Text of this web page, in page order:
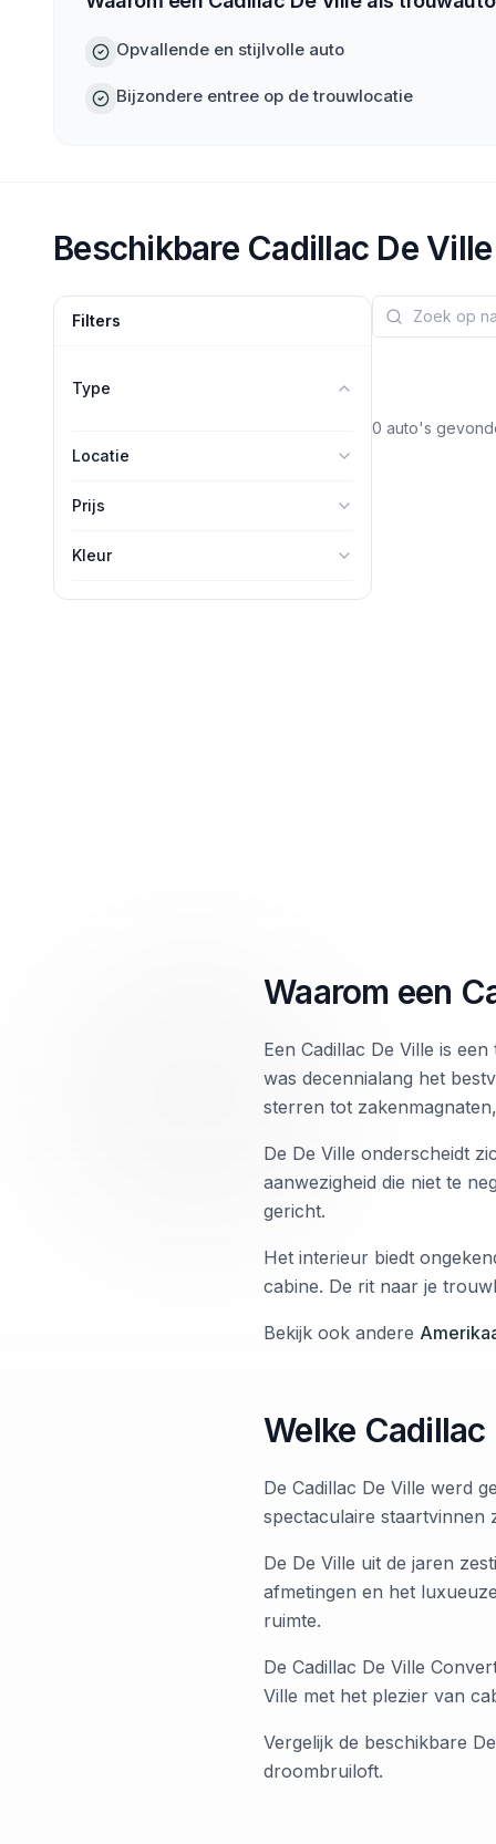
Opvallende en stijlvolle auto
Bijzondere entree op de trouwlocatie
Beschikbare Cadillac De Ville
Filters
Type
Locatie
Prijs
Kleur
0 auto's
Waarom een
Een Cadillac De Ville is
was decennialang het
sterren tot
De De Ville onderscheidt
aanwezigheid die niet te
gericht.
Het interieur biedt
cabine. De rit naar je
Bekijk ook andere
Welke
De Cadillac De Ville werd
spectaculaire staartvinnen
De De Ville uit de jaren
afmetingen en het
ruimte.
De Cadillac De Ville
Ville met het plezier van
Vergelijk de beschikbare
droombruiloft.